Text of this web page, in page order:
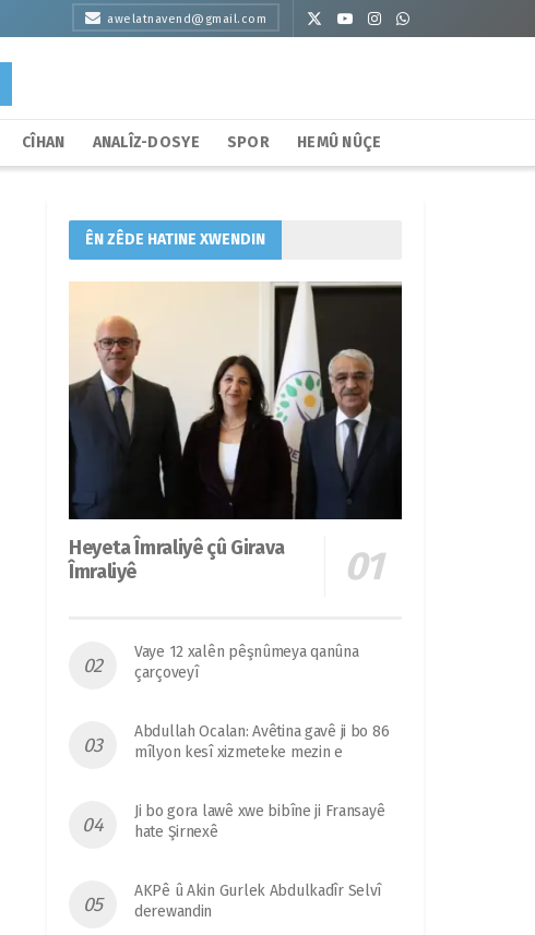
awelatnavend@gmail.com
CÎHAN ANALÎZ-DOSYE SPOR HEMÛ NÛÇE
ÊN ZÊDE HATINE XWENDIN
Heyeta Îmraliyê çû Girava
Îmraliyê
Vaye 12 xalên pêşnûmeya qanûna
çarçoveyî
Abdullah Ocalan: Avêtina gavê ji bo 86
mîlyon kesî xizmeteke mezin e
Ji bo gora lawê xwe bibîne ji Fransayê
hate Şirnexê
AKPê û Akin Gurlek Abdulkadîr Selvî
derewandin